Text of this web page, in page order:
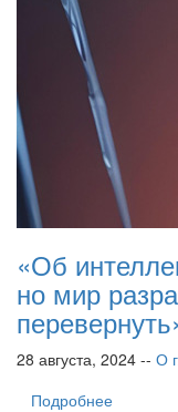
«Об
но мир
28 августа, 2024 -- О
Подробнее